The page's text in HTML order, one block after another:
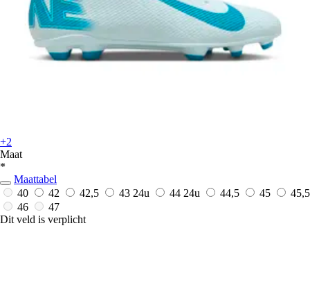
+2
Maat
*
Maattabel
40
42 42,5 43 24u 44 24u 44,5 45
45,5
46
47
Dit veld is verplicht